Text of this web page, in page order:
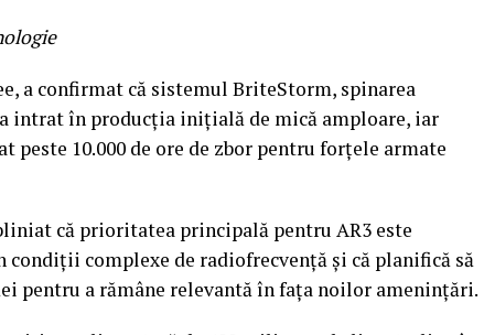
a confirmat că sistemul BriteStorm, spinarea
intrat în producția inițială de mică amploare, iar
peste 10.000 de ore de zbor pentru forțele armate
că prioritatea principală pentru AR3 este
complexe de radiofrecvență și că planifică să
pentru a rămâne relevantă în fața noilor amenințări.